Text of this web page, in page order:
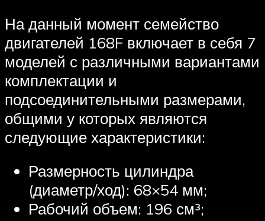
На данный момент семейство
двигателей 168F включает в себя 7
моделей с различными вариантами
комплектации и
подсоединительными размерами,
общими у которых являются
следующие характеристики:
Размерность цилиндра
(диаметр/ход): 68×54 мм;
Рабочий объем: 196 см³;